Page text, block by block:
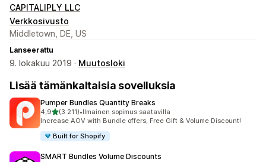
CAPITALIPLY LLC
Verkkosivusto
Middletown, DE, US
Lanseerattu
9. lokakuu 2019 · Muutosloki
Lisää tämänkaltaisia sovelluksia
Pumper Bundles Quantity Breaks
4,9/ 5 tähteä
(3 211)
3211 arvostelua yhteensä
•Ilmainen sopimus saatavilla
Increase AOV with Bundle offers, Free Gift & Volume Discount!
Built for Shopify
SMART Bundles Volume Discounts